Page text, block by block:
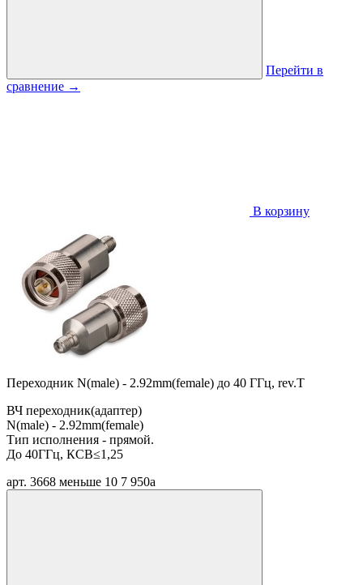
Перейти в
сравнение →
В корзину
Переходник N(male) - 2.92mm(female) до 40 ГГц, rev.T
ВЧ переходник(адаптер)
N(male) - 2.92mm(female)
Тип исполнения - прямой.
До 40ГГц, КСВ≤1,25
арт. 3668 меньше 10 7 950a